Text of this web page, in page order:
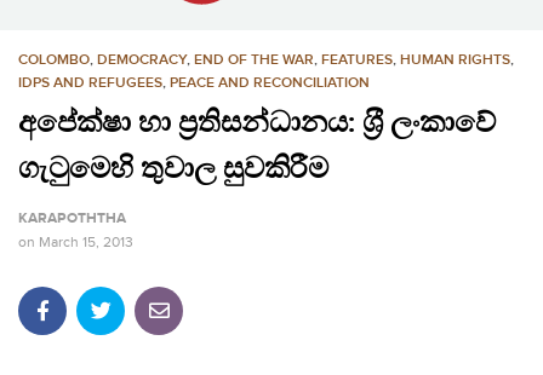
COLOMBO, DEMOCRACY, END OF THE WAR, FEATURES, HUMAN RIGHTS,
IDPS AND REFUGEES, PEACE AND RECONCILIATION
අපේක්ෂා හා ප‍්‍රතිසන්ධානය: ශ‍්‍රී ලංකාවේ
ගැටුමෙහි තුවාල සුවකිරීම
KARAPOTHTHA
on March 15, 2013